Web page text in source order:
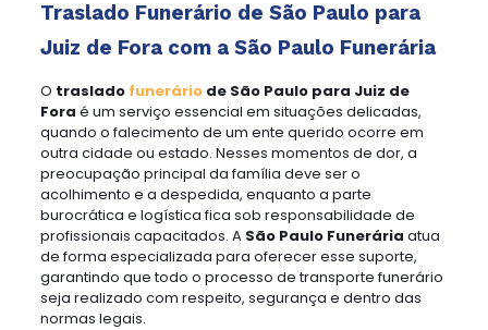
Traslado Funerário de São Paulo para
Juiz de Fora com a São Paulo Funerária
O traslado funeráriode São Paulo para Juiz de
Fora é um serviço essencial em situações delicadas,
quando o falecimento de um ente querido ocorre em
outra cidade ou estado. Nesses momentos de dor, a
preocupação principal da família deve ser o
acolhimento e a despedida, enquanto a parte
burocrática e logística fica sob responsabilidade de
profissionais capacitados. A São Paulo Funerária atua
de forma especializada para oferecer esse suporte,
garantindo que todo o processo de transporte funerário
seja realizado com respeito, segurança e dentro das
normas legais.